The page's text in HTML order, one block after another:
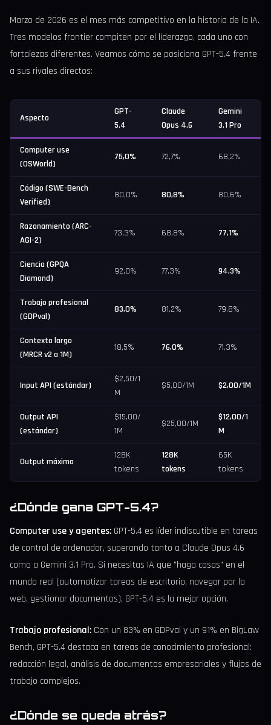
Marzo de 2026 es el mes más competitivo en la historia de la IA.
Tres modelos frontier compiten por el liderazgo, cada uno con
fortalezas diferentes. Veamos cómo se posiciona GPT-5.4 frente
a sus rivales directos:
Aspecto
GPT-
5.4
Claude
Opus 4.6
Gemini
3.1 Pro
Computer use
(OSWorld)
75,0% 72,7% 68,2%
Código (SWE-Bench
Verified)
80,0% 80,8% 80,6%
Razonamiento (ARC-
AGI-2)
73,3% 68,8% 77,1%
Ciencia (GPQA
Diamond)
92,0% 77,3% 94,3%
Trabajo profesional
(GDPval)
83,0% 81,2% 79,8%
Contexto largo
(MRCR v2 a 1M)
18,5% 76,0% 71,3%
Input API (estándar)
$2,50/1
M
$5,00/1M $2,00/1M
Output API
(estándar)
$15,00/
1M
$25,00/1M
$12,00/1
M
Output máximo
128K
tokens
128K
tokens
65K
tokens
¿Dónde gana GPT-5.4?
Computer use y agentes: GPT-5.4 es líder indiscutible en tareas
de control de ordenador, superando tanto a Claude Opus 4.6
como a Gemini 3.1 Pro. Si necesitas IA que "haga cosas" en el
mundo real (automatizar tareas de escritorio, navegar por la
web, gestionar documentos), GPT-5.4 es la mejor opción.
Trabajo profesional: Con un 83% en GDPval y un 91% en BigLaw
Bench, GPT-5.4 destaca en tareas de conocimiento profesional:
redacción legal, análisis de documentos empresariales y flujos de
trabajo complejos.
¿Dónde se queda atrás?